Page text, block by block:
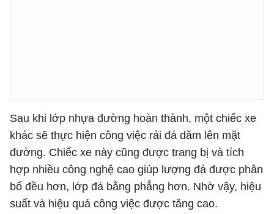
Sau khi lớp nhựa đường hoàn thành, một chiếc xe
khác sẽ thực hiện công việc rải đá dăm lên mặt
đường. Chiếc xe này cũng được trang bị và tích
hợp nhiều công nghệ cao giúp lượng đá được phân
bổ đều hơn, lớp đá bằng phẳng hơn. Nhờ vậy, hiệu
suất và hiệu quả công việc được tăng cao.